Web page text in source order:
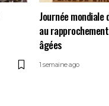
Journée
au
âgées
1 semaine ago